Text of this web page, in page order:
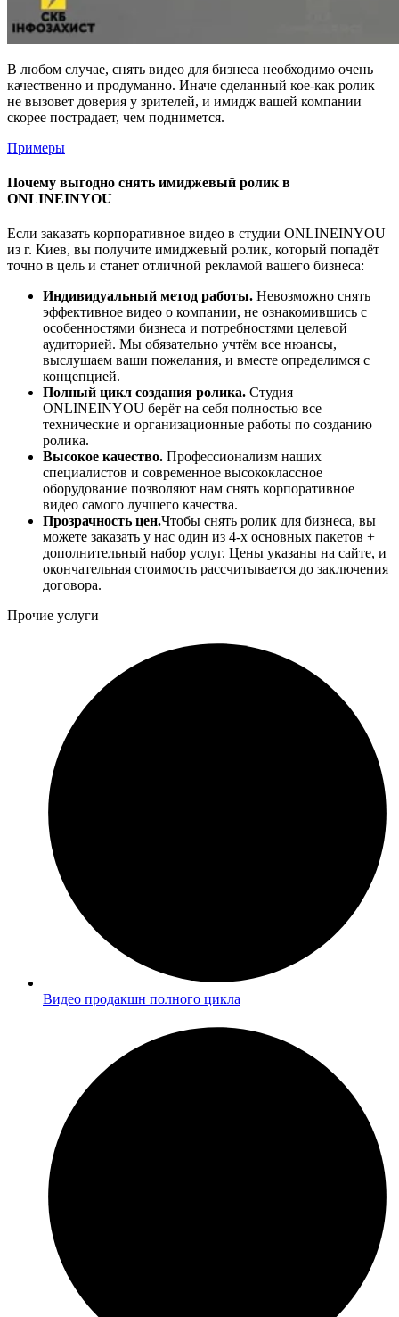
В любом случае, снять видео для бизнеса необходимо очень
качественно и продуманно. Иначе сделанный кое-как ролик
не вызовет доверия у зрителей, и имидж вашей компании
скорее пострадает, чем поднимется.
Примеры
Почему выгодно снять имиджевый ролик в
ONLINEINYOU
Если заказать корпоративное видео в студии ONLINEINYOU
из г. Киев, вы получите имиджевый ролик, который попадёт
точно в цель и станет отличной рекламой вашего бизнеса:
Индивидуальный метод работы. Невозможно снять
эффективное видео о компании, не ознакомившись с
особенностями бизнеса и потребностями целевой
аудиторией. Мы обязательно учтём все нюансы,
выслушаем ваши пожелания, и вместе определимся с
концепцией.
Полный цикл создания ролика. Студия
ONLINEINYOU берёт на себя полностью все
технические и организационные работы по созданию
ролика.
Высокое качество. Профессионализм наших
специалистов и современное высококлассное
оборудование позволяют нам снять корпоративное
видео самого лучшего качества.
Прозрачность цен.Чтобы снять ролик для бизнеса, вы
можете заказать у нас один из 4-х основных пакетов +
дополнительный набор услуг. Цены указаны на сайте, и
окончательная стоимость рассчитывается до заключения
договора.
Прочие услуги
Видео продакшн полного цикла